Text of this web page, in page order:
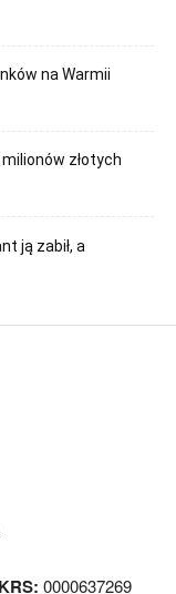
na Warmii
milionów złotych
ją zabił, a
KRS: 0000637269